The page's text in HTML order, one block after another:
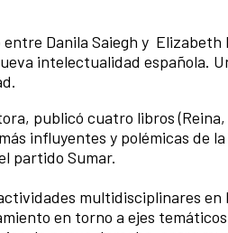
Danila Saiegh y
intelectualidad española.
publicó cuatro libros (Reina,
influyentes y polémicas de
partido Sumar.
multidisciplinares en
en torno a ejes